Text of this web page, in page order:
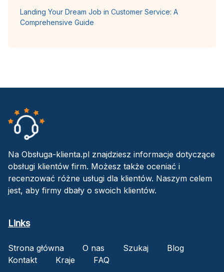
Landing Your Dream Job in Customer Service: A
Comprehensive Guide
Na Obsługa-klienta.pl znajdziesz informacje dotyczące
obsługi klientów firm. Możesz także oceniać i
recenzować różne usługi dla klientów. Naszym celem
jest, aby firmy dbały o swoich klientów.
Links
Strona główna O nas Szukaj
Blog
Kontakt
Kraje FAQ